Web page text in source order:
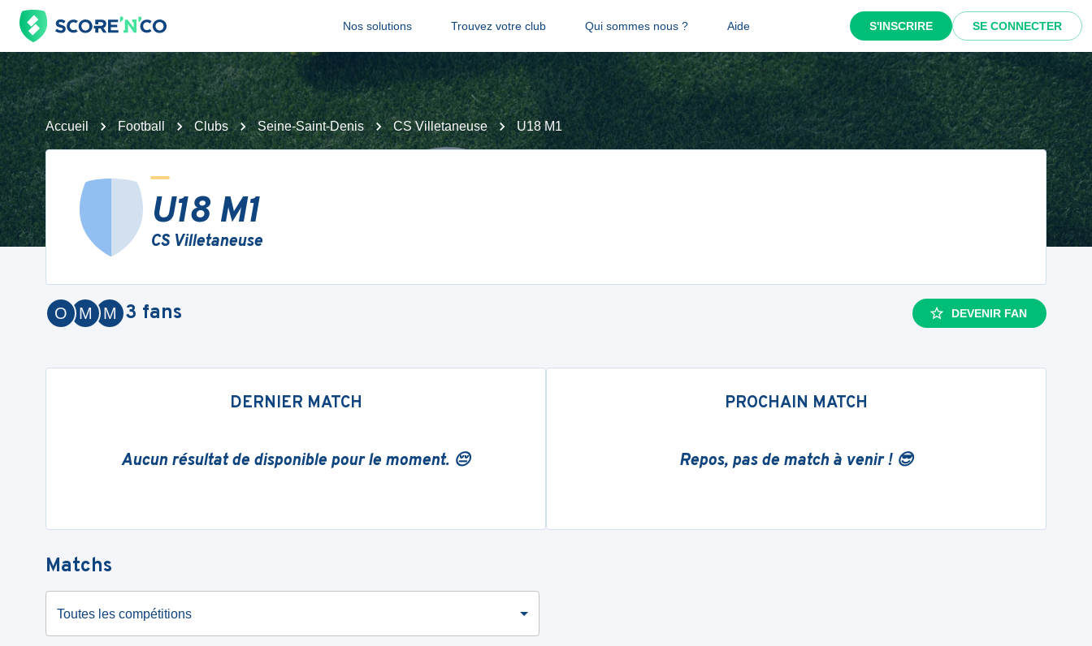
Nos solutions Trouvez votre club Qui sommes nous ? Aide S'INSCRIRE SE CONNECTER
Accueil Football Clubs Seine-Saint-Denis CS Villetaneuse U18 M1
U18 M1
CS Villetaneuse
M
M
O 3 fans DEVENIR FAN
DERNIER MATCH
Aucun résultat de disponible pour le moment. 😔
PROCHAIN MATCH
Repos, pas de match à venir ! 😎
Matchs
Toutes les compétitions